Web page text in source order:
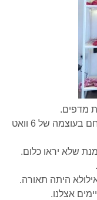
מדפים.
בסוף כל מדף מותקן פס לדים בצבע לבן חם בעוצמה של 6 וואט
שלא יראו כלום.
היתה תאורה.
אצלנו.